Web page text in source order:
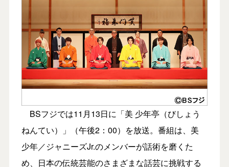
BSフジでは11月13日に「美 少年亭（びしょう
ねんてい）」（午後2：00）を放送。番組は、美
少年／ジャニーズJr.のメンバーが話術を磨くた
め、日本の伝統芸能のさまざまな話芸に挑戦する